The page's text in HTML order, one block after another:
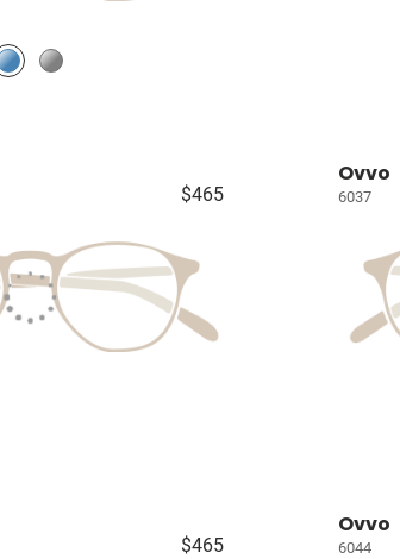
$465
Ovvo
6037
$465
Ovvo
6044